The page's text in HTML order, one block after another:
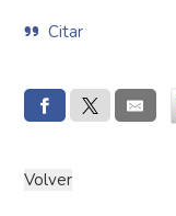
Citar